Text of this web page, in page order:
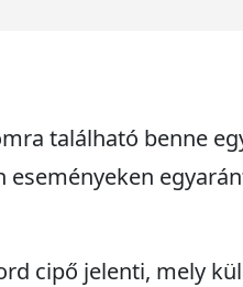
található benne
eseményeken
cipő jelenti, mely